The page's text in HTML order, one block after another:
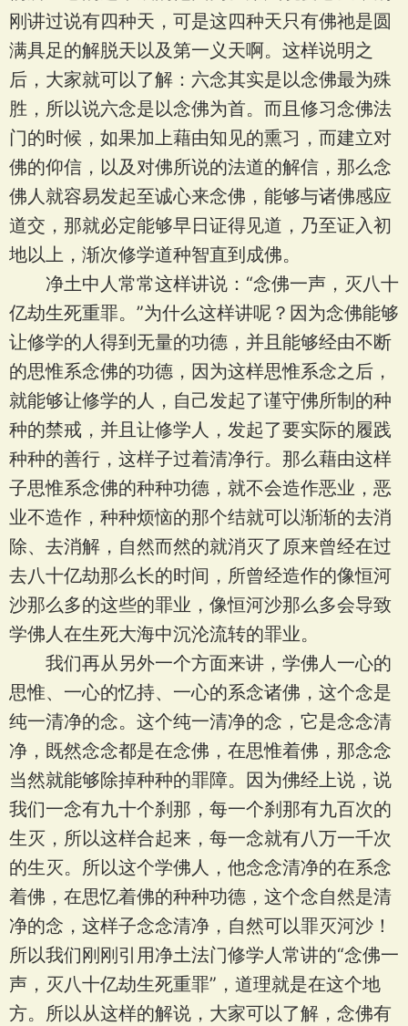
刚讲过说有四种天，可是这四种天只有佛祂是圆
满具足的解脱天以及第一义天啊。这样说明之
后，大家就可以了解：六念其实是以念佛最为殊
胜，所以说六念是以念佛为首。而且修习念佛法
门的时候，如果加上藉由知见的熏习，而建立对
佛的仰信，以及对佛所说的法道的解信，那么念
佛人就容易发起至诚心来念佛，能够与诸佛感应
道交，那就必定能够早日证得见道，乃至证入初
地以上，渐次修学道种智直到成佛。
净土中人常常这样讲说：“念佛一声，灭八十
亿劫生死重罪。”为什么这样讲呢？因为念佛能够
让修学的人得到无量的功德，并且能够经由不断
的思惟系念佛的功德，因为这样思惟系念之后，
就能够让修学的人，自己发起了谨守佛所制的种
种的禁戒，并且让修学人，发起了要实际的履践
种种的善行，这样子过着清净行。那么藉由这样
子思惟系念佛的种种功德，就不会造作恶业，恶
业不造作，种种烦恼的那个结就可以渐渐的去消
除、去消解，自然而然的就消灭了原来曾经在过
去八十亿劫那么长的时间，所曾经造作的像恒河
沙那么多的这些的罪业，像恒河沙那么多会导致
学佛人在生死大海中沉沦流转的罪业。
我们再从另外一个方面来讲，学佛人一心的
思惟、一心的忆持、一心的系念诸佛，这个念是
纯一清净的念。这个纯一清净的念，它是念念清
净，既然念念都是在念佛，在思惟着佛，那念念
当然就能够除掉种种的罪障。因为佛经上说，说
我们一念有九十个刹那，每一个刹那有九百次的
生灭，所以这样合起来，每一念就有八万一千次
的生灭。所以这个学佛人，他念念清净的在系念
着佛，在思忆着佛的种种功德，这个念自然是清
净的念，这样子念念清净，自然可以罪灭河沙！
所以我们刚刚引用净土法门修学人常讲的“念佛一
声，灭八十亿劫生死重罪”，道理就是在这个地
方。所以从这样的解说，大家可以了解，念佛有